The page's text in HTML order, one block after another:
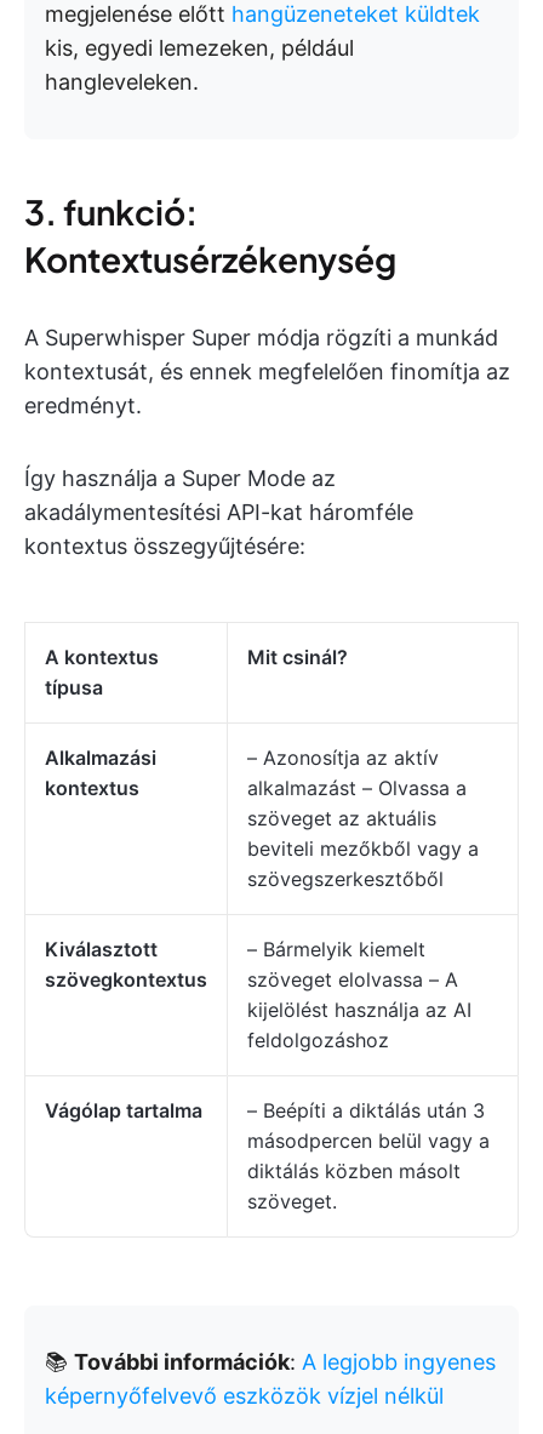
megjelenése előtt hangüzeneteket küldtek
kis, egyedi lemezeken, például
hangleveleken.
3. funkció:
Kontextusérzékenység
A Superwhisper Super módja rögzíti a munkád
kontextusát, és ennek megfelelően finomítja az
eredményt.
Így használja a Super Mode az
akadálymentesítési API-kat háromféle
kontextus összegyűjtésére:
A kontextus
típusa
Mit csinál?
Alkalmazási
kontextus
– Azonosítja az aktív
alkalmazást – Olvassa a
szöveget az aktuális
beviteli mezőkből vagy a
szövegszerkesztőből
Kiválasztott
szövegkontextus
– Bármelyik kiemelt
szöveget elolvassa – A
kijelölést használja az AI
feldolgozáshoz
Vágólap tartalma
– Beépíti a diktálás után 3
másodpercen belül vagy a
diktálás közben másolt
szöveget.
📚 További információk: A legjobb ingyenes
képernyőfelvevő eszközök vízjel nélkül